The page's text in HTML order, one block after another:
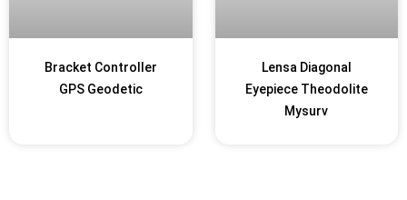
Bracket Controller
GPS Geodetic
Lensa Diagonal
Eyepiece Theodolite
Mysurv